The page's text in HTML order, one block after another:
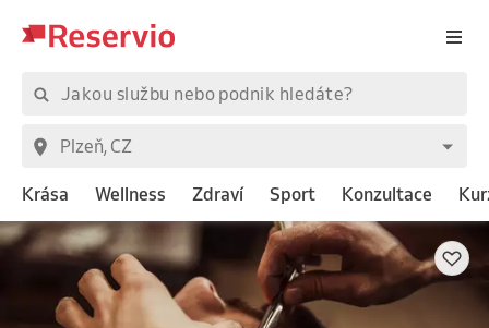
Krása Wellness Zdraví Sport Konzultace